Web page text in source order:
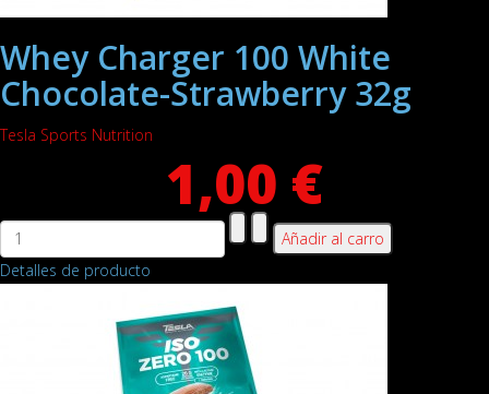
Whey Charger 100 White
Chocolate-Strawberry 32g
Tesla Sports Nutrition
1,00 €
Detalles de producto